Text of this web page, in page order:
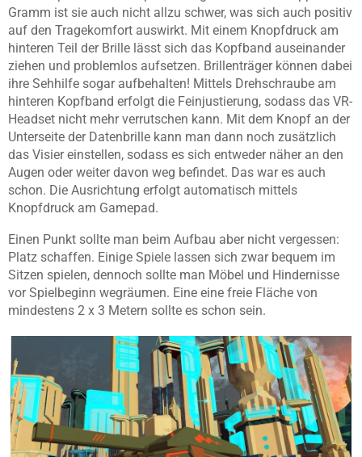
Gramm ist sie auch nicht allzu schwer, was sich auch positiv
auf den Tragekomfort auswirkt. Mit einem Knopfdruck am
hinteren Teil der Brille lässt sich das Kopfband auseinander
ziehen und problemlos aufsetzen. Brillenträger können dabei
ihre Sehhilfe sogar aufbehalten! Mittels Drehschraube am
hinteren Kopfband erfolgt die Feinjustierung, sodass das VR-
Headset nicht mehr verrutschen kann. Mit dem Knopf an der
Unterseite der Datenbrille kann man dann noch zusätzlich
das Visier einstellen, sodass es sich entweder näher an den
Augen oder weiter davon weg befindet. Das war es auch
schon. Die Ausrichtung erfolgt automatisch mittels
Knopfdruck am Gamepad.
Einen Punkt sollte man beim Aufbau aber nicht vergessen:
Platz schaffen. Einige Spiele lassen sich zwar bequem im
Sitzen spielen, dennoch sollte man Möbel und Hindernisse
vor Spielbeginn wegräumen. Eine eine freie Fläche von
mindestens 2 x 3 Metern sollte es schon sein.